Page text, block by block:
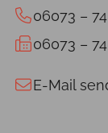
06073 –
06073 –
E-Mail